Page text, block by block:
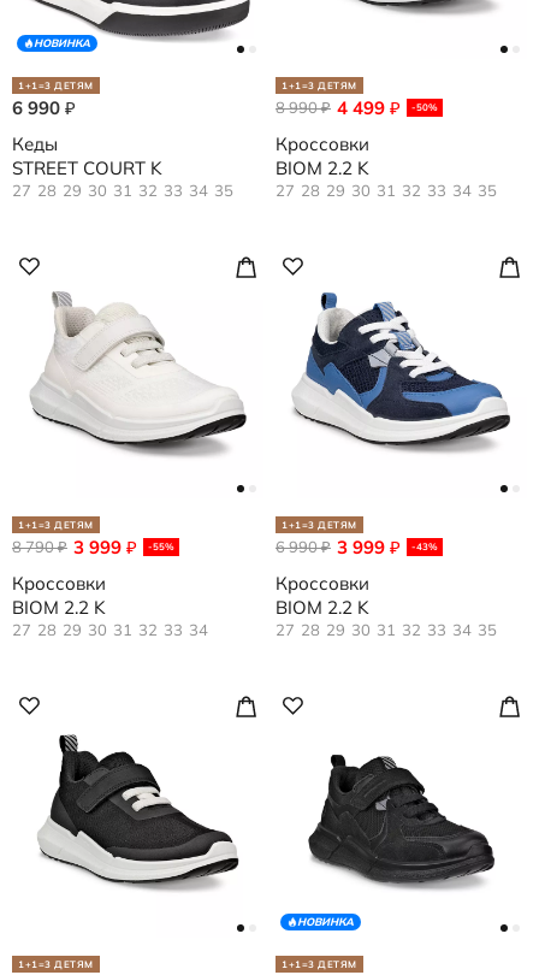
НОВИНКА
1+1=3 ДЕТЯМ
6 990 ₽
Кеды
STREET COURT K
27 28 29 30 31 32 33 34 35
1+1=3 ДЕТЯМ
4 499 ₽ -50%
8 990₽
Кроссовки
BIOM 2.2 K
27 28 29 30 31 32 33 34 35
1+1=3 ДЕТЯМ
3 999 ₽ -55%
8 790₽
Кроссовки
BIOM 2.2 K
27 28 29 30 31 32 33 34
1+1=3 ДЕТЯМ
3 999 ₽ -43%
6 990₽
Кроссовки
BIOM 2.2 K
27 28 29 30 31 32 33 34 35
1+1=3 ДЕТЯМ
НОВИНКА
1+1=3 ДЕТЯМ